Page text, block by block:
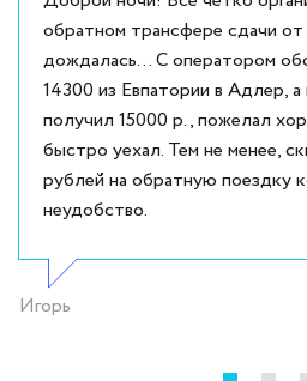
обратном трансфере сдачи
дождалась... С оператором
14300 из Евпатории в Адлер, а
получил 15000 р., пожелал
быстро уехал. Тем не менее,
рублей на обратную поездку
неудобство.
Игорь